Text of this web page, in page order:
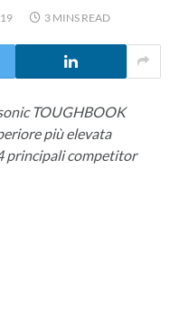
3 MINS READ
TOUGHBOOK
più elevata
principali competitor